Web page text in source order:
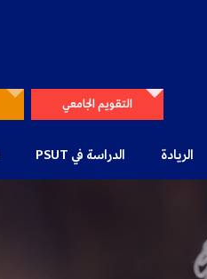
التقويم الجامعي
الريادة الدراسة في PSUT